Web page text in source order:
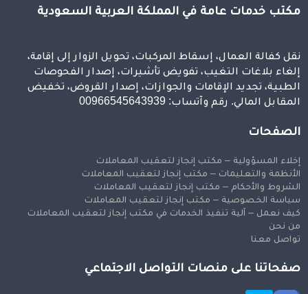
مكتب خدمات عامة في المملكة العربية السعودية
نقل كفالة العمال، إسقاط المركبات، تحويل الزوار إلى إقامة،
إلغاء بلاغات التغيب، تفويض تأشيرات، إصدار الفحوصات
الطبية، تجديد الإقامات والجوازات، إصدار القروض، تخفيض
المقابل المالي. رقم وآتساب: 00966545643939
الصفحات
إخلاء المسؤولية – مكتب إنجاز لتعقيب المعاملات
الأنظمة والتعليمات – مكتب إنجاز لتعقيب المعاملات
الشروط والأحكام – مكتب إنجاز لتعقيب المعاملات
سياسة الخصوصية – مكتب إنجاز لتعقيب المعاملات
كيف نعمل – آلية تنفيذ الخدمات في مكتب إنجاز لتعقيب المعاملات
من نحن
تواصل معنا
صفحاتنا على منصات التواصل الاجتماعي